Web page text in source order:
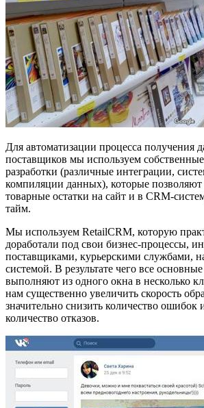
Для автоматизации процесса получения
поставщиков мы используем
разработки (различные интеграции,
компиляции данных), которые позволяют
товарные остатки на сайт и в CRM-
тайм.
Мы используем RetailCRM, которую
доработали под свои бизнес-процессы,
поставщиками, курьерскими службами,
системой. В результате чего все
выполняют из одного окна в несколько
нам существенно увеличить скорость
значительно снизить количество ошибок
количество отказов.